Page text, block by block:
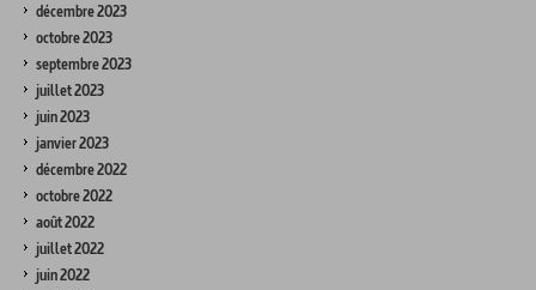
décembre 2023
octobre 2023
septembre 2023
juillet 2023
juin 2023
janvier 2023
décembre 2022
octobre 2022
août 2022
juillet 2022
juin 2022